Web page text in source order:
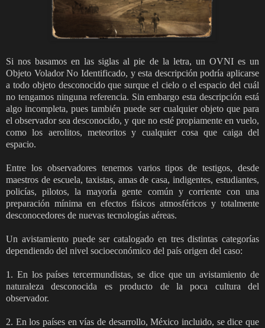
Si nos basamos en las siglas al pie de la letra, un OVNI es un
Objeto Volador No Identificado, y esta descripción podría aplicarse
a todo objeto desconocido que surque el cielo o el espacio del cuál
no tengamos ninguna referencia. Sin embargo esta descripción está
algo incompleta, pues también puede ser cualquier objeto que para
el observador sea desconocido, y que no esté propiamente en vuelo,
como los aerolitos, meteoritos y cualquier cosa que caiga del
espacio.
Entre los observadores tenemos varios tipos de testigos, desde
maestros de escuela, taxistas, amas de casa, indigentes, estudiantes,
policías, pilotos, la mayoría gente común y corriente con una
preparación mínima en efectos físicos atmosféricos y totalmente
desconocedores de nuevas tecnologías aéreas.
Un avistamiento puede ser catalogado en tres distintas categorías
dependiendo del nivel socioeconómico del país origen del caso:
1. En los países tercermundistas, se dice que un avistamiento de
naturaleza desconocida es producto de la poca cultura del
observador.
2. En los países en vías de desarrollo, México incluido, se dice que